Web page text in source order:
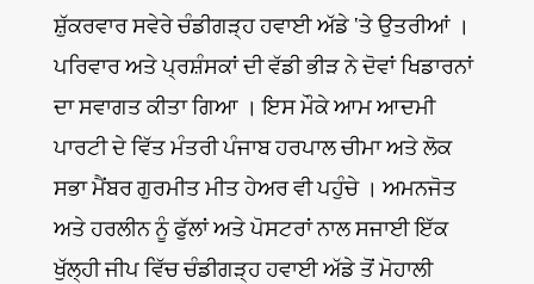
ਸ਼ੁੱਕਰਵਾਰ ਸਵੇਰੇ ਚੰਡੀਗੜ੍ਹ ਹਵਾਈ ਅੱਡੇ ‘ਤੇ ਉਤਰੀਆਂ ।
ਪਰਿਵਾਰ ਅਤੇ ਪ੍ਰਸ਼ੰਸਕਾਂ ਦੀ ਵੱਡੀ ਭੀੜ ਨੇ ਦੋਵਾਂ ਖਿਡਾਰਨਾਂ
ਦਾ ਸਵਾਗਤ ਕੀਤਾ ਗਿਆ । ਇਸ ਮੌਕੇ ਆਮ ਆਦਮੀ
ਪਾਰਟੀ ਦੇ ਵਿੱਤ ਮੰਤਰੀ ਪੰਜਾਬ ਹਰਪਾਲ ਚੀਮਾ ਅਤੇ ਲੋਕ
ਸਭਾ ਮੈਂਬਰ ਗੁਰਮੀਤ ਮੀਤ ਹੇਅਰ ਵੀ ਪਹੁੰਚੇ । ਅਮਨਜੋਤ
ਅਤੇ ਹਰਲੀਨ ਨੂੰ ਫੁੱਲਾਂ ਅਤੇ ਪੋਸਟਰਾਂ ਨਾਲ ਸਜਾਈ ਇੱਕ
ਖੁੱਲ੍ਹੀ ਜੀਪ ਵਿੱਚ ਚੰਡੀਗੜ੍ਹ ਹਵਾਈ ਅੱਡੇ ਤੋਂ ਮੋਹਾਲੀ